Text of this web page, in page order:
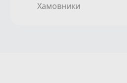
Хамовники